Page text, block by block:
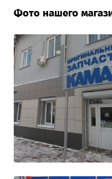
Фото нашего